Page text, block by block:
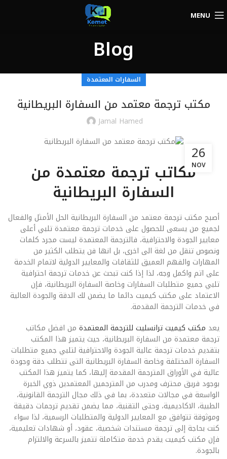
MENU
Blog
السفارات المعتمدة
مكتب ترجمة معتمد من السفارة البريطانية
Jamal Hamed
26
NOVمكاتب ترجمة معتمدة من
السفارة البريطانية
أصبح مكتب ترجمة معتمد من السفارة البريطانية الحل الأمثل والفعال
لجميع من يسعى للحصول على خدمات ترجمة معتمدة تلبي أعلى
معايير الجودة والاحترافية، فالترجمة المعتمدة ليست مجرد كلمات
ونصوص تنقل من لغة الى اخرى، بل انها فن يتطلب الكثير من
المهارات والفهم العميق للثقافات والمعايير الدولية لاتمام الخدمة
على اتم واكمل وجه، لذا إذا كنت تبحث عن خدمات ترجمة احترافية
تلبي جميع متطلبات السفارات وخاصة السفارة البريطانية، فإن
الاعتماد على مكتب كيميت دائما ما يضمن لك الدقة والجودة العالية
في خدمات الترجمة المقدمة.
يعد مكتب كيميت ترانسليت للترجمة المعتمدة من افضل مكاتب
ترجمة معتمدة من السفارة البريطانية، حيث يتميز هذا المكتب
بتقديم خدمات ترجمة عالية الجودة والاحترافية لتلبي جميع متطلبات
السفارة المختلفة وخاصة السفارة البريطانية التى تتطلب دقة وجودة
عالية في الأوراق المترجمة المقدمة إليها، كما يتميز هذا المكتب
بوجود فريق محترف ومدرب من المترجمين المعتمدين ذوي الخبرة
الواسعة في مجالات متعددة، بما في ذلك مجال الترجمة القانونية،
الطبية، الاكاديمية، وحتى التقنية، مما يضمن تقديم ترجمات دقيقة
وموثوقة تتوافق مع المعايير الدولية والمتطلبات الرسمية، لذا سواء
كنت بحاجة إلى ترجمة مستندات شخصية، عقود، أو شهادات تعليمية،
فإن مكتب كيميت يقدم خدمة متكاملة تتميز بالسرعة والالتزام
بالجودة.